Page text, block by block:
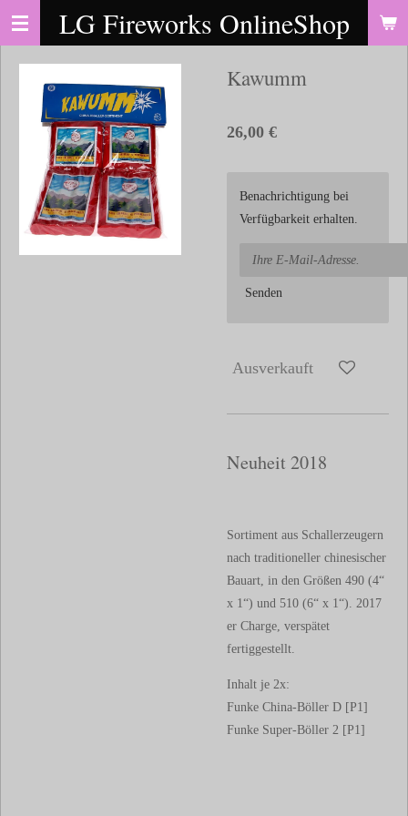
Zum
springen
LG Fireworks OnlineShop
Kawumm
26,00 €
Benachrichtigung bei
Verfügbarkeit erhalten.
Senden
Ausverkauft
Neuheit 2018
Sortiment aus Schallerzeugern
nach traditioneller chinesischer
Bauart, in den Größen 490 (4“
x 1“) und 510 (6“ x 1“). 2017
er Charge, verspätet
fertiggestellt.
Inhalt je 2x:
Funke China-Böller D [P1]
Funke Super-Böller 2 [P1]